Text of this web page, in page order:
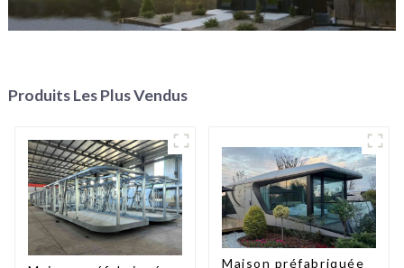
Produits Les Plus Vendus
Maison préfabriquée